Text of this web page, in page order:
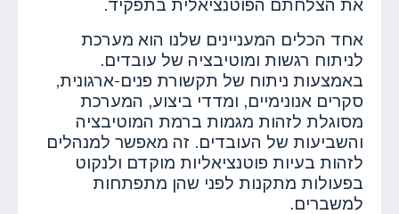
את הצלחתם הפוטנציאלית בתפקיד.
אחד הכלים המעניינים שלנו הוא מערכת
לניתוח רגשות ומוטיבציה של עובדים.
באמצעות ניתוח של תקשורת פנים-ארגונית,
סקרים אנונימיים, ומדדי ביצוע, המערכת
מסוגלת לזהות מגמות ברמת המוטיבציה
והשביעות של העובדים. זה מאפשר למנהלים
לזהות בעיות פוטנציאליות מוקדם ולנקוט
בפעולות מתקנות לפני שהן מתפתחות
למשברים.